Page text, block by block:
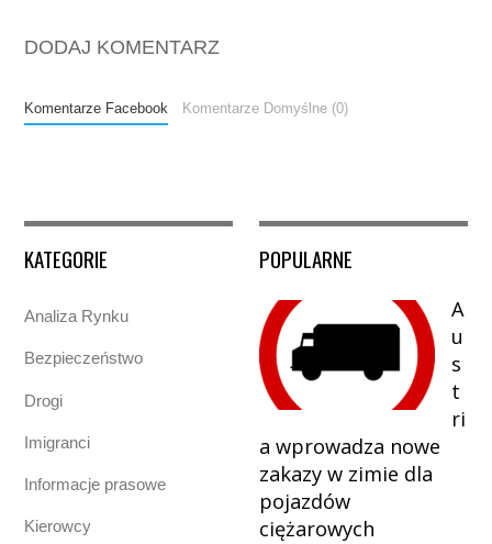
DODAJ KOMENTARZ
Komentarze Facebook Komentarze Domyślne (0)
KATEGORIE
Analiza Rynku
Bezpieczeństwo
Drogi
Imigranci
Informacje prasowe
Kierowcy
POPULARNE
A
u
s
t
ri
a wprowadza nowe
zakazy w zimie dla
pojazdów
ciężarowych